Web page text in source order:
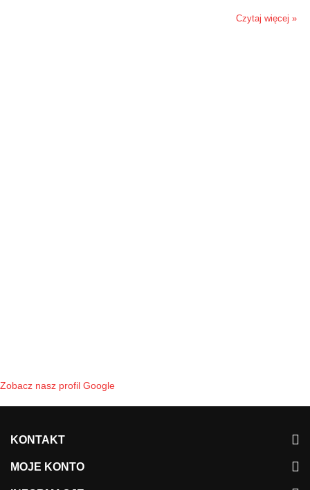
Czytaj więcej »
Zobacz nasz profil Google
KONTAKT
MOJE KONTO